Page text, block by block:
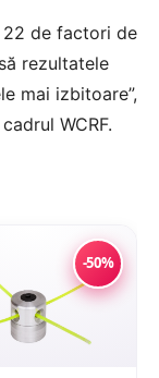
22 de factori de
rezultatele
mai izbitoare”,
WCRF.
-50%